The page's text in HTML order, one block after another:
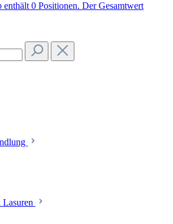
enthält 0 Positionen. Der Gesamtwert